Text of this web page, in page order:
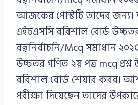
আজকের পোস্টটি তাদের
এইচএসসি বরিশাল বোর্ড
বহুনির্বাচনি/Mcq সমাধান
উচ্চতর গণিত ২য় পত্র mcq প্রশ্ন
বরিশাল বোর্ড শেয়ার করব।
পরীক্ষা দিয়েছেন তাদের